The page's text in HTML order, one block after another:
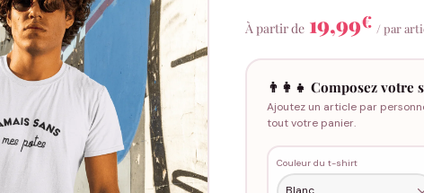
À partir de 19,99€ / par
👨‍👩‍👧 Composez votre
Ajoutez un article par
tout votre panier.
Couleur du t-shirt